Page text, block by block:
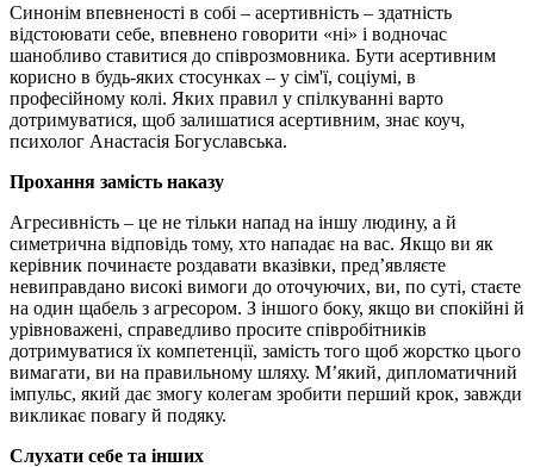
Синонім впевненості в собі – асертивність – здатність
відстоювати себе, впевнено говорити «ні» і водночас
шанобливо ставитися до співрозмовника. Бути асертивним
корисно в будь-яких стосунках – у сім'ї, соціумі, в
професійному колі. Яких правил у спілкуванні варто
дотримуватися, щоб залишатися асертивним, знає коуч,
психолог Анастасія Богуславська.
Прохання замість наказу
Агресивність – це не тільки напад на іншу людину, а й
симетрична відповідь тому, хто нападає на вас. Якщо ви як
керівник починаєте роздавати вказівки, пред’являєте
невиправдано високі вимоги до оточуючих, ви, по суті, стаєте
на один щабель з агресором. З іншого боку, якщо ви спокійні й
урівноважені, справедливо просите співробітників
дотримуватися їх компетенції, замість того щоб жорстко цього
вимагати, ви на правильному шляху. М’який, дипломатичний
імпульс, який дає змогу колегам зробити перший крок, завжди
викликає повагу й подяку.
Слухати себе та інших